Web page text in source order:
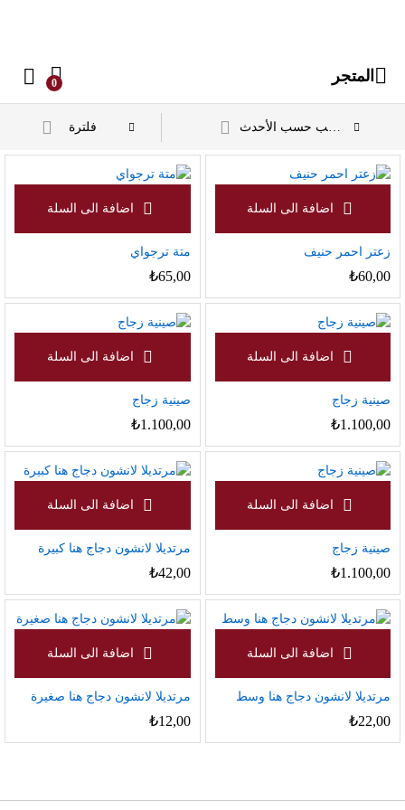
المتجر 0
فلترة ترتيب حسب الأحدث
زعتر احمر حنيف
₺60,00
متة ترجواي
₺65,00
صينية زجاج
₺1.100,00
صينية زجاج
₺1.100,00
صينية زجاج
₺1.100,00
مرتديلا لانشون دجاج هنا كبيرة
₺42,00
مرتديلا لانشون دجاج هنا وسط
₺22,00
مرتديلا لانشون دجاج هنا صغيرة
₺12,00